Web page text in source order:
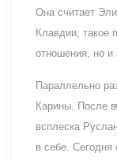
Она считает
Клавдии, такое
отношения, но и
Параллельно
Карины. После
всплеска
в себе.